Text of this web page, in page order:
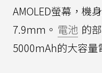
AMOLED螢幕，機
7.9mm。 電池 的
5000mAh的大容量